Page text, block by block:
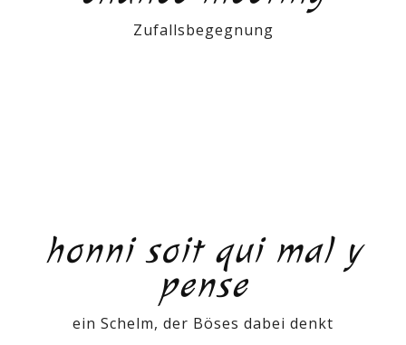
Zufallsbegegnung
honni soit qui mal y
pense
ein Schelm, der Böses dabei denkt